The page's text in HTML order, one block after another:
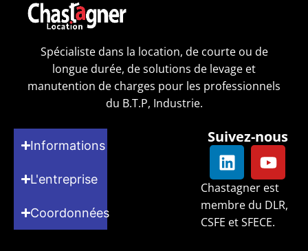
Spécialiste dans la location, de courte ou de
longue durée, de solutions de levage et
manutention de charges pour les professionnels
du B.T.P, Industrie.
Informations
L'entreprise
Coordonnées
Suivez-nous
Chastagner est
membre du DLR,
CSFE et SFECE.